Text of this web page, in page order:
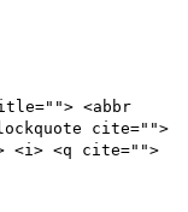
<abbr
cite="">
<i> <q cite="">